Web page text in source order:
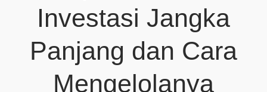
Investasi Jangka
Panjang dan Cara
Mengelolanya